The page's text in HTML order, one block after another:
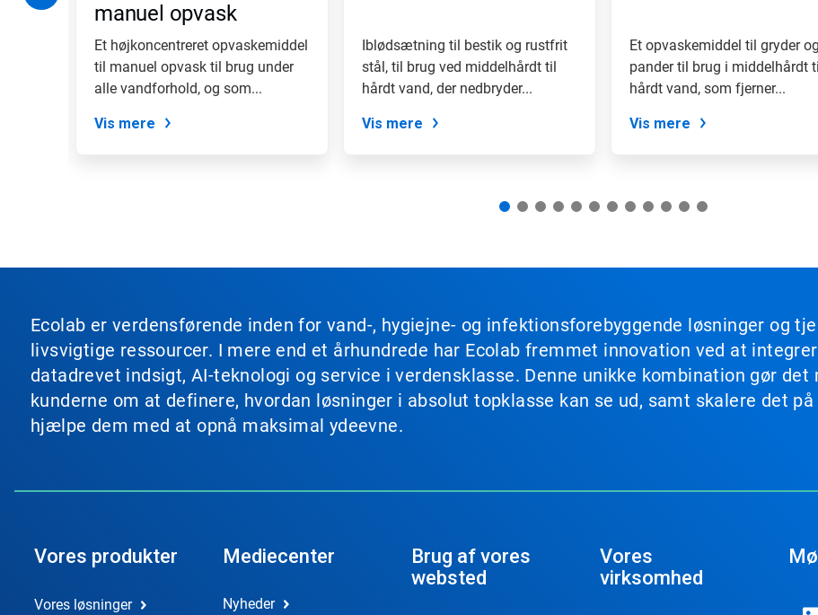
manuel opvask
Et højkoncentreret opvaskemiddel
til manuel opvask til brug under
alle vandforhold, og som...
Vis mere
Iblødsætning til bestik og rustfrit
stål, til brug ved middelhårdt til
hårdt vand, der nedbryder...
Vis mere
Et opvaskemiddel til gryder og
pander til brug i middelhårdt
hårdt vand, som fjerner...
Vis mere
Ecolab er verdensførende inden for vand-, hygiejne- og infektionsforebyggende løsninger og
livsvigtige ressourcer. I mere end et århundrede har Ecolab fremmet innovation ved at
datadrevet indsigt, AI-teknologi og service i verdensklasse. Denne unikke kombination gør
kunderne om at definere, hvordan løsninger i absolut topklasse kan se ud, samt skalere det
hjælpe dem med at opnå maksimal ydeevne.
Vores produkter
Vores løsninger
Mediecenter
Nyheder
Brug af vores
websted
Vores
virksomhed